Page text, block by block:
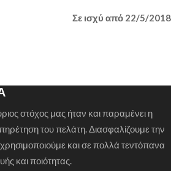
Σε ισχύ από 22/5/2018
στόχος μας ήταν και παραμένει η
του πελάτη. Διασφαλίζουμε την
και σε πολλά τεντόπανα
και ποιότητας.